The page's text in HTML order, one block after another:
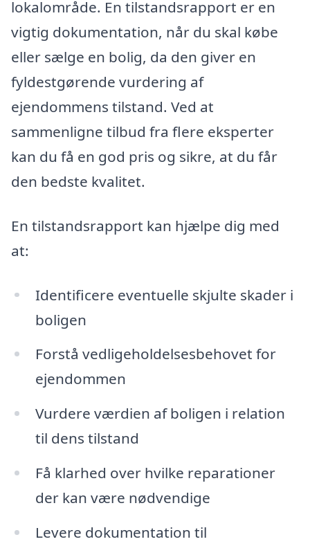
lokalområde. En tilstandsrapport er en
vigtig dokumentation, når du skal købe
eller sælge en bolig, da den giver en
fyldestgørende vurdering af
ejendommens tilstand. Ved at
sammenligne tilbud fra flere eksperter
kan du få en god pris og sikre, at du får
den bedste kvalitet.
En tilstandsrapport kan hjælpe dig med
at:
Identificere eventuelle skjulte skader i
boligen
Forstå vedligeholdelsesbehovet for
ejendommen
Vurdere værdien af boligen i relation
til dens tilstand
Få klarhed over hvilke reparationer
der kan være nødvendige
Levere dokumentation til